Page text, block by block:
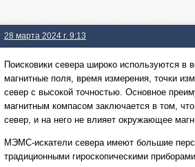
28 марта 2024 г. 9:13
Поисковики севера широко используются
магнитные поля, время измерения, точки
север с высокой точностью. Основное
магнитным компасом заключается в том,
север, и на него не влияет окружающее
МЭМС-искатели севера имеют большие
традиционными гироскопическими